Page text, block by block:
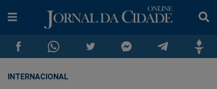
CompartilharCompartilhar
INTERNACIONAL